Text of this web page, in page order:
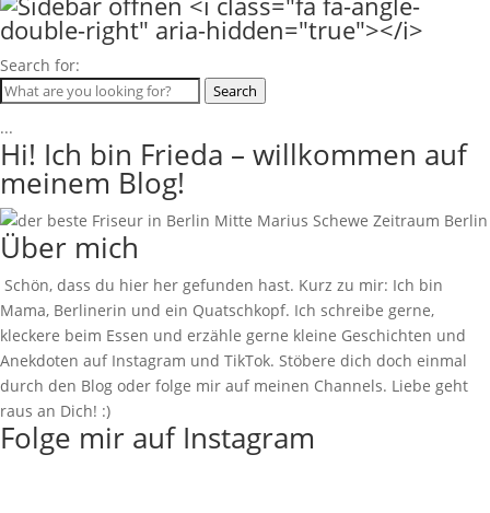
Search for:
Search
...
Hi! Ich bin Frieda – willkommen auf
meinem Blog!
Über mich
Schön, dass du hier her gefunden hast. Kurz zu mir: Ich bin
Mama, Berlinerin und ein Quatschkopf. Ich schreibe gerne,
kleckere beim Essen und erzähle gerne kleine Geschichten und
Anekdoten auf Instagram und TikTok. Stöbere dich doch einmal
durch den Blog oder folge mir auf meinen Channels. Liebe geht
raus an Dich! :)
Folge mir auf Instagram